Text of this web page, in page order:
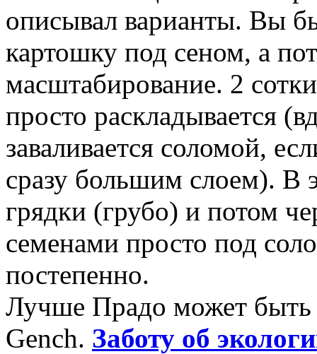
описывал варианты. Вы
картошку под сеном, а
масштабирование. 2
просто раскладывается
заваливается соломой,
сразу большим слоем). В
грядки (грубо) и потом
семенами просто под
постепенно.
Лучше Прадо может
Gench. Заботу об